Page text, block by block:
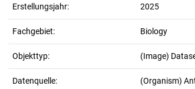
Erstellungsjahr: 2025
Fachgebiet: Biology
Objekttyp: (Image)
Datenquelle: (Organism)